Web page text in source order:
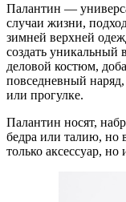
Палантин —
случаи жизни,
зимней верхней
создать уникальный
деловой костюм,
повседневный
или прогулке.
Палантин носят,
бедра или талию, но
только аксессуар, но